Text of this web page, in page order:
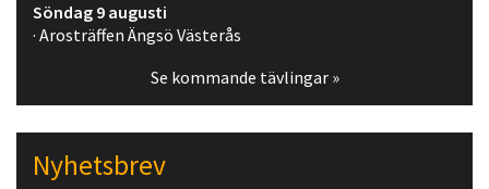
Söndag 9 augusti
· Arosträffen Ängsö Västerås
Se kommande tävlingar »
Nyhetsbrev